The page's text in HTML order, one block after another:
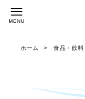
MENU
ホーム 食品・飲料